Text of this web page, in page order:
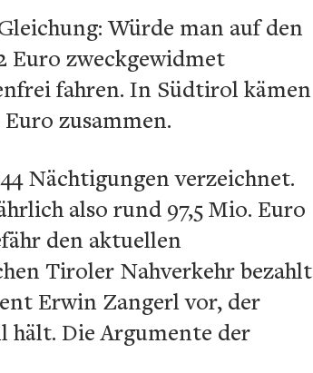
Würde man auf den
Euro zweckgewidmet
fahren. In Südtirol kämen
zusammen.
Nächtigungen verzeichnet.
also rund 97,5 Mio. Euro
den aktuellen
Tiroler Nahverkehr bezahlt
Erwin Zangerl vor, der
hält. Die Argumente der